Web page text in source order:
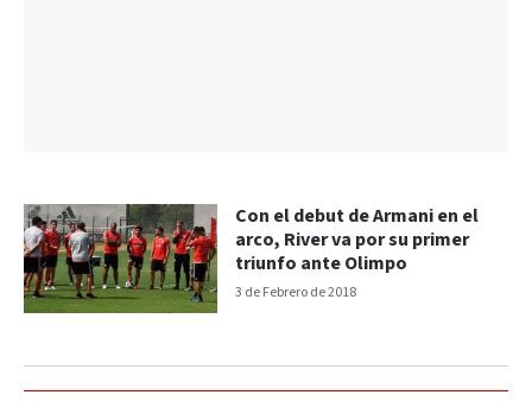
3 de Febrero de 2018
Con el debut de Armani en el
arco, River va por su primer
triunfo ante Olimpo